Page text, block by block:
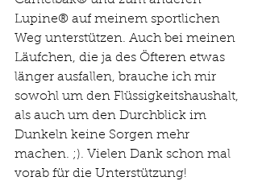
Lupine® auf meinem sportlichen
Weg unterstützen. Auch bei meinen
Läufchen, die ja des Öfteren etwas
länger ausfallen, brauche ich mir
sowohl um den Flüssigkeitshaushalt,
als auch um den Durchblick im
Dunkeln keine Sorgen mehr
machen. ;). Vielen Dank schon mal
vorab für die Unterstützung!